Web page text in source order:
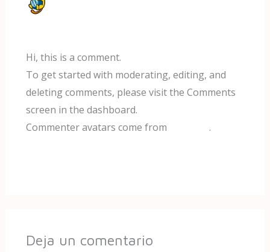
Hi, this is a comment.
To get started with moderating, editing, and
deleting comments, please visit the Comments
screen in the dashboard.
Commenter avatars come from
.
Deja un comentario